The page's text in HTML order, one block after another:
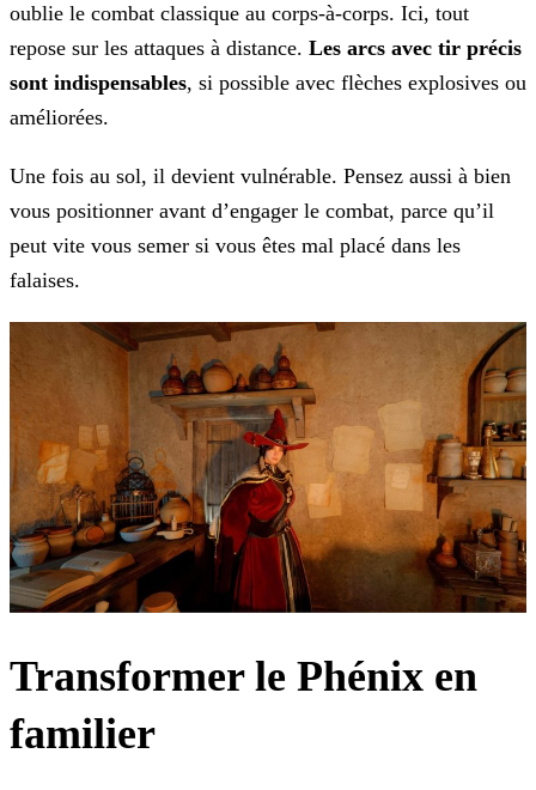
oublie le combat classique au corps-à-corps. Ici, tout
repose sur les attaques à distance. Les arcs avec tir précis
sont indispensables, si possible avec flèches explosives ou
améliorées.
Une fois au sol, il devient vulnérable. Pensez aussi à bien
vous positionner avant d’engager le combat, parce qu’il
peut vite vous semer si vous êtes mal placé dans les
falaises.
Transformer le Phénix en
familier